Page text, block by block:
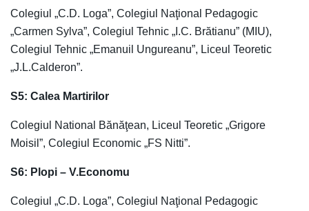
Colegiul „C.D. Loga”, Colegiul Naţional Pedagogic
„Carmen Sylva”, Colegiul Tehnic „I.C. Brătianu” (MIU),
Colegiul Tehnic „Emanuil Ungureanu”, Liceul Teoretic
„J.L.Calderon”.
S5: Calea Martirilor
Colegiul National Bănăţean, Liceul Teoretic „Grigore
Moisil”, Colegiul Economic „FS Nitti”.
S6: Plopi – V.Economu
Colegiul „C.D. Loga”, Colegiul Naţional Pedagogic